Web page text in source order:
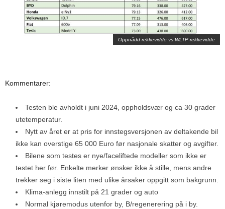
Oppnådd rekkevidde vs WLTP-rekkevidde
Kommentarer:
Testen ble avholdt i juni 2024, oppholdsvær og ca 30 grader
utetemperatur.
Nytt av året er at pris for innstegsversjonen av deltakende bil
ikke kan overstige 65 000 Euro før nasjonale skatter og avgifter.
Bilene som testes er nye/faceliftede modeller som ikke er
testet her før. Enkelte merker ønsker ikke å stille, mens andre
trekker seg i siste liten med ulike årsaker oppgitt som bakgrunn.
Klima-anlegg innstilt på 21 grader og auto
Normal kjøremodus utenfor by, B/regenerering på i by.